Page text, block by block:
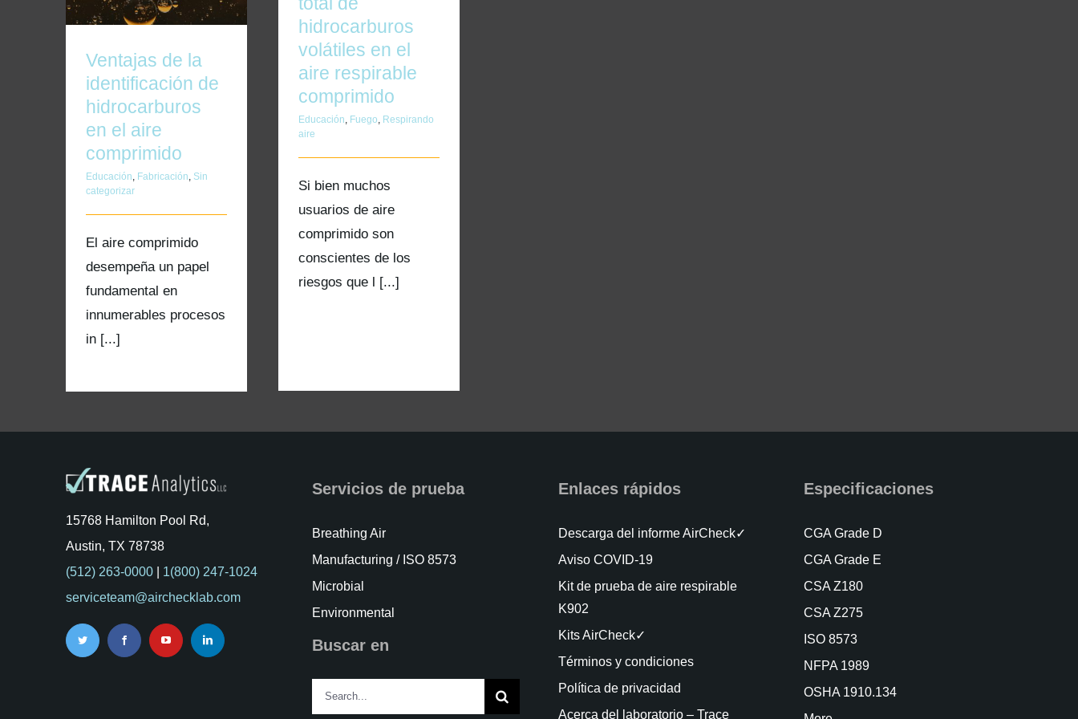
Ventajas de la
identificación de
hidrocarburos
en el aire
comprimido
Educación Fabricación Sin
categorizar
El aire comprimido
desempeña un papel
fundamental en
innumerables procesos
in [...]
hidrocarburos
volátiles en el
aire respirable
comprimido
Educación, Fuego, Respirando
aire
Si bien muchos
usuarios de aire
comprimido son
conscientes de los
riesgos que l [...]
15768 Hamilton Pool Rd,
Austin, TX 78738
(512) 263-0000| 1(800) 247-1024
serviceteam@airchecklab.com
Servicios de prueba
Breathing Air
Manufacturing / ISO 8573
Microbial
Environmental
Buscar en
Search
for:
Enlaces rápidos
Descarga del informe AirCheck✓
Aviso COVID-19
Kit de prueba de aire respirable
K902
Kits AirCheck✓
Términos y condiciones
Política de privacidad
Acerca del laboratorio – Trace
Especificaciones
CGA Grade D
CGA Grade E
CSA Z180
CSA Z275
ISO 8573
NFPA 1989
OSHA 1910.134